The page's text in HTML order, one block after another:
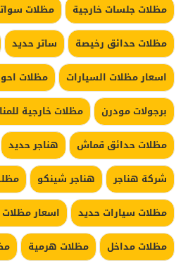
مظلات جلسات خارجية
مظلات
مظلات حدائق رخيصة
ساتر حديد
اسعار مظلات السيارات
مظلات
برجولات مودرن
مظلات خارجية
مظلات حدائق قماش
هناجر حديد
شركة هناجر
هناجر شينكو
مظلات سيارات حديد
اسعار
مظلات مداخل
مظلات هرمية